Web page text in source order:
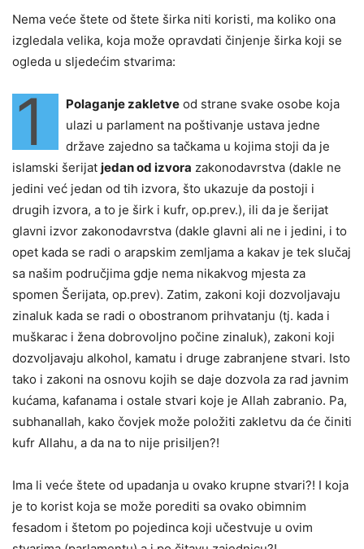
Nema veće štete od štete širka niti koristi, ma koliko ona
izgledala velika, koja može opravdati činjenje širka koji se
ogleda u sljedećim stvarima:
1 Polaganje zakletve od strane svake osobe koja
ulazi u parlament na poštivanje ustava jedne
države zajedno sa tačkama u kojima stoji da je
islamski šerijat jedan od izvora zakonodavrstva (dakle ne
jedini već jedan od tih izvora, što ukazuje da postoji i
drugih izvora, a to je širk i kufr, op.prev.), ili da je šerijat
glavni izvor zakonodavrstva (dakle glavni ali ne i jedini, i to
opet kada se radi o arapskim zemljama a kakav je tek slučaj
sa našim područjima gdje nema nikakvog mjesta za
spomen Šerijata, op.prev). Zatim, zakoni koji dozvoljavaju
zinaluk kada se radi o obostranom prihvatanju (tj. kada i
muškarac i žena dobrovoljno počine zinaluk), zakoni koji
dozvoljavaju alkohol, kamatu i druge zabranjene stvari. Isto
tako i zakoni na osnovu kojih se daje dozvola za rad javnim
kućama, kafanama i ostale stvari koje je Allah zabranio. Pa,
subhanallah, kako čovjek može položiti zakletvu da će činiti
kufr Allahu, a da na to nije prisiljen?!
Ima li veće štete od upadanja u ovako krupne stvari?! I koja
je to korist koja se može porediti sa ovako obimnim
fesadom i štetom po pojedinca koji učestvuje u ovim